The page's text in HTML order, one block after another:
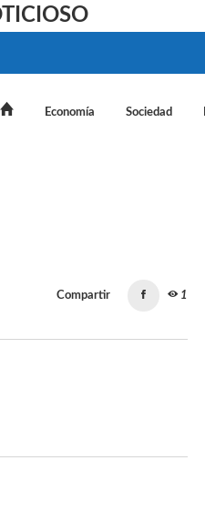
Economía Sociedad
Compartir 1